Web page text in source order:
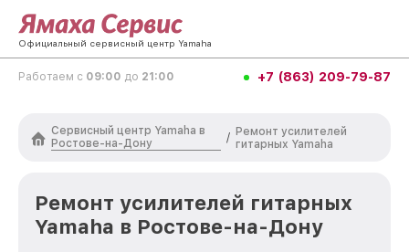
Официальный сервисный центр Yamaha
Работаем с 09:00 до 21:00 +7 (863) 209-79-87
Сервисный центр Yamaha в
Ростове-на-Дону
/ Ремонт усилителей
гитарных Yamaha
Ремонт усилителей гитарных
Yamaha в Ростове-на-Дону